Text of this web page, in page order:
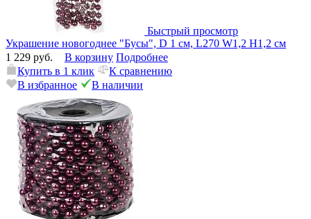
Быстрый просмотр
Украшение новогоднее "Бусы", D 1 см, L270 W1,2 H1,2 см
1 229 руб.
В корзину Подробнее
Купить в 1 клик
К сравнению
В избранное
В наличии